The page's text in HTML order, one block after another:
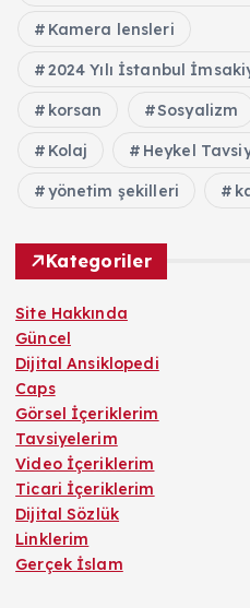
Kamera lensleri
2024 Yılı İstanbul
korsan Sosyalizm
Kolaj Heykel
yönetim şekilleri
Kategoriler
Site Hakkında
Güncel
Dijital Ansiklopedi
Caps
Görsel İçeriklerim
Tavsiyelerim
Video İçeriklerim
Ticari İçeriklerim
Dijital Sözlük
Linklerim
Gerçek İslam